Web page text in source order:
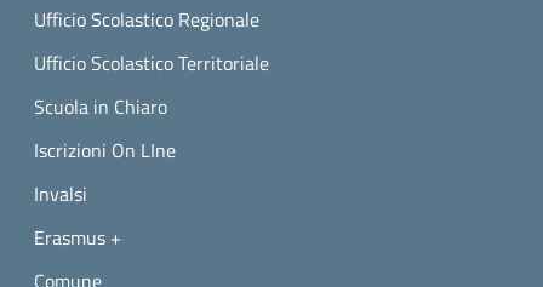
Ufficio Scolastico Regionale
Ufficio Scolastico Territoriale
Scuola in Chiaro
Iscrizioni On LIne
Invalsi
Erasmus +
Comune